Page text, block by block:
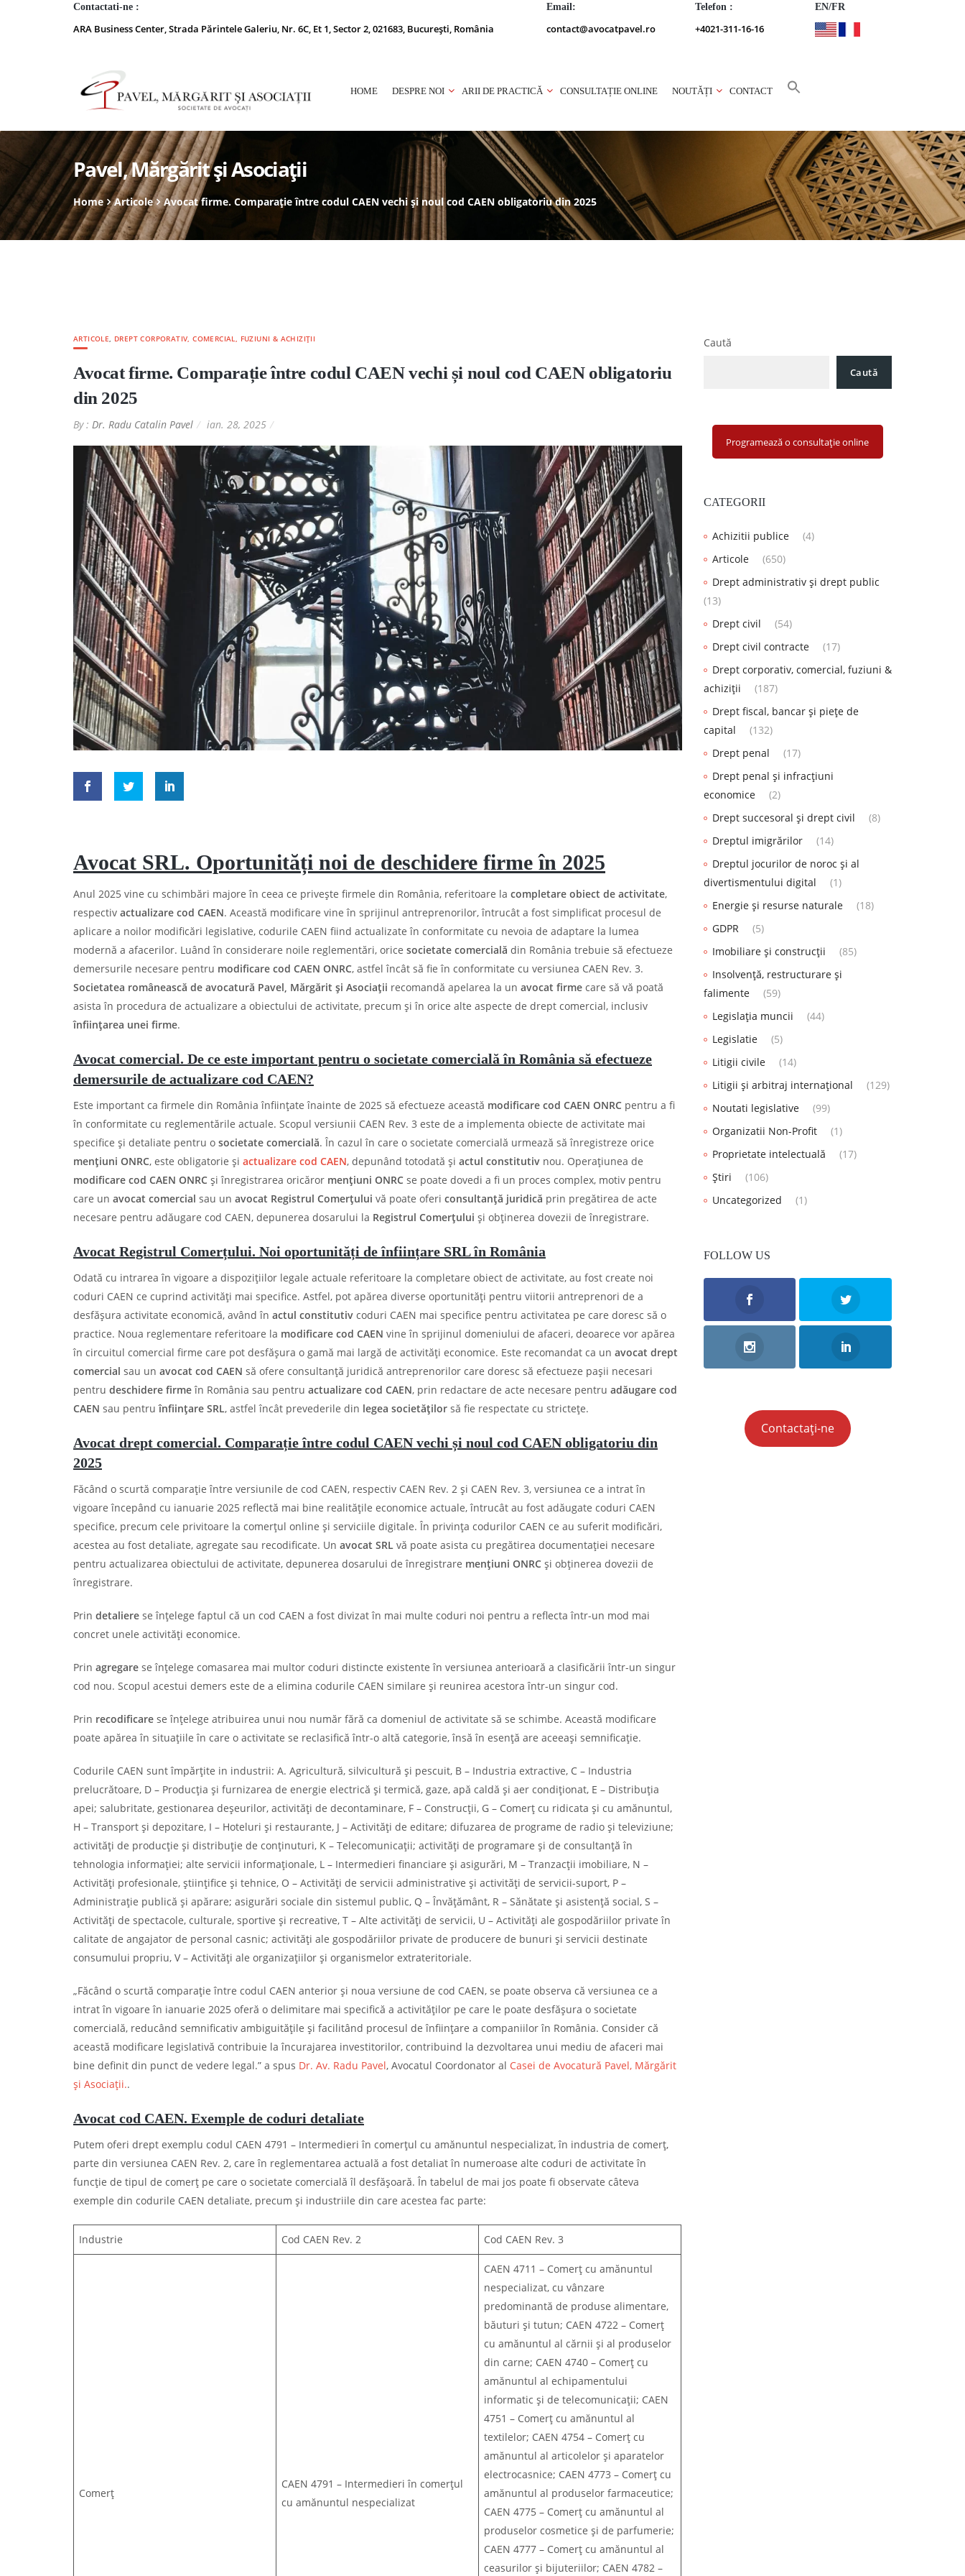
Contactati-ne :
ARA Business Center, Strada Părintele Galeriu, Nr. 6C, Et 1, Sector 2, 021683, București, România
Email:
contact@avocatpavel.ro
Telefon :
+4021-311-16-16
EN/FR
HOME DESPRE NOI ARII DE PRACTICĂ CONSULTAȚIE ONLINE NOUTĂȚI CONTACT
Pavel, Mărgărit și Asociații
Home Articole Avocat firme. Comparație între codul CAEN vechi și noul cod CAEN obligatoriu din 2025
ARTICOLE, DREPT CORPORATIV, COMERCIAL, FUZIUNI & ACHIZIȚII
Avocat firme. Comparație între codul CAEN vechi și noul cod CAEN obligatoriu
din 2025
By : Dr. Radu Catalin Pavel ian. 28, 2025
Avocat SRL. Oportunități noi de deschidere firme în 2025
Anul 2025 vine cu schimbări majore în ceea ce privește firmele din România, referitoare la completare obiect de activitate,
respectiv actualizare cod CAEN. Această modificare vine în sprijinul antreprenorilor, întrucât a fost simplificat procesul de
aplicare a noilor modificări legislative, codurile CAEN fiind actualizate în conformitate cu nevoia de adaptare la lumea
modernă a afacerilor. Luând în considerare noile reglementări, orice societate comercială din România trebuie să efectueze
demersurile necesare pentru modificare cod CAEN ONRC, astfel încât să fie în conformitate cu versiunea CAEN Rev. 3.
Societatea românească de avocatură Pavel, Mărgărit și Asociații recomandă apelarea la un avocat firme care să vă poată
asista în procedura de actualizare a obiectului de activitate, precum și în orice alte aspecte de drept comercial, inclusiv
înființarea unei firme.
Avocat comercial. De ce este important pentru o societate comercială în România să efectueze
demersurile de actualizare cod CAEN?
Este important ca firmele din România înființate înainte de 2025 să efectueze această modificare cod CAEN ONRC pentru a fi
în conformitate cu reglementările actuale. Scopul versiunii CAEN Rev. 3 este de a implementa obiecte de activitate mai
specifice și detaliate pentru o societate comercială. În cazul în care o societate comercială urmează să înregistreze orice
mențiuni ONRC, este obligatorie și actualizare cod CAEN, depunând totodată și actul constitutiv nou. Operațiunea de
modificare cod CAEN ONRC și înregistrarea oricăror mențiuni ONRC se poate dovedi a fi un proces complex, motiv pentru
care un avocat comercial sau un avocat Registrul Comerțului vă poate oferi consultanță juridică prin pregătirea de acte
necesare pentru adăugare cod CAEN, depunerea dosarului la Registrul Comerțului și obținerea dovezii de înregistrare.
Avocat Registrul Comerțului. Noi oportunități de înființare SRL în România
Odată cu intrarea în vigoare a dispozițiilor legale actuale referitoare la completare obiect de activitate, au fost create noi
coduri CAEN ce cuprind activități mai specifice. Astfel, pot apărea diverse oportunități pentru viitorii antreprenori de a
desfășura activitate economică, având în actul constitutiv coduri CAEN mai specifice pentru activitatea pe care doresc să o
practice. Noua reglementare referitoare la modificare cod CAEN vine în sprijinul domeniului de afaceri, deoarece vor apărea
în circuitul comercial firme care pot desfășura o gamă mai largă de activități economice. Este recomandat ca un avocat drept
comercial sau un avocat cod CAEN să ofere consultanță juridică antreprenorilor care doresc să efectueze pașii necesari
pentru deschidere firmeîn România sau pentru actualizare cod CAEN, prin redactare de acte necesare pentru adăugare cod
CAEN sau pentruînființare SRL, astfel încât prevederile din legea societăților să fie respectate cu strictețe.
Avocat drept comercial. Comparație între codul CAEN vechi și noul cod CAEN obligatoriu din
2025
Făcând o scurtă comparație între versiunile de cod CAEN, respectiv CAEN Rev. 2 și CAEN Rev. 3, versiunea ce a intrat în
vigoare începând cu ianuarie 2025 reflectă mai bine realitățile economice actuale, întrucât au fost adăugate coduri CAEN
specifice, precum cele privitoare la comerțul online și serviciile digitale. În privința codurilor CAEN ce au suferit modificări,
acestea au fost detaliate, agregate sau recodificate. Un avocat SRL vă poate asista cu pregătirea documentației necesare
pentru actualizarea obiectului de activitate, depunerea dosarului de înregistrare mențiuni ONRC și obținerea dovezii de
înregistrare.
Prin detaliere se înțelege faptul că un cod CAEN a fost divizat în mai multe coduri noi pentru a reflecta într-un mod mai
concret unele activități economice.
Prin agregare se înțelege comasarea mai multor coduri distincte existente în versiunea anterioară a clasificării într-un singur
cod nou. Scopul acestui demers este de a elimina codurile CAEN similare și reunirea acestora într-un singur cod.
Prin recodificare se înțelege atribuirea unui nou număr fără ca domeniul de activitate să se schimbe. Această modificare
poate apărea în situațiile în care o activitate se reclasifică într-o altă categorie, însă în esență are aceeași semnificație.
Codurile CAEN sunt împărțite in industrii: A. Agricultură, silvicultură și pescuit, B – Industria extractive, C – Industria
prelucrătoare, D – Producția și furnizarea de energie electrică și termică, gaze, apă caldă și aer condiționat, E – Distribuția
apei; salubritate, gestionarea deșeurilor, activități de decontaminare, F – Construcții, G – Comerț cu ridicata și cu amănuntul,
H – Transport și depozitare, I – Hoteluri și restaurante, J – Activități de editare; difuzarea de programe de radio și televiziune;
activități de producție și distribuție de conținuturi, K – Telecomunicații; activități de programare și de consultanță în
tehnologia informației; alte servicii informaționale, L – Intermedieri financiare și asigurări, M – Tranzacții imobiliare, N –
Activități profesionale, științifice și tehnice, O – Activități de servicii administrative și activități de servicii-suport, P –
Administrație publică și apărare; asigurări sociale din sistemul public, Q – Învățământ, R – Sănătate și asistență social, S –
Activități de spectacole, culturale, sportive și recreative, T – Alte activități de servicii, U – Activități ale gospodăriilor private în
calitate de angajator de personal casnic; activități ale gospodăriilor private de producere de bunuri și servicii destinate
consumului propriu, V – Activități ale organizațiilor și organismelor extrateritoriale.
„Făcând o scurtă comparație între codul CAEN anterior și noua versiune de cod CAEN, se poate observa că versiunea ce a
intrat în vigoare în ianuarie 2025 oferă o delimitare mai specifică a activităților pe care le poate desfășura o societate
comercială, reducând semnificativ ambiguitățile și facilitând procesul de înființare a companiilor în România. Consider că
această modificare legislativă contribuie la încurajarea investitorilor, contribuind la dezvoltarea unui mediu de afaceri mai
bine definit din punct de vedere legal.” a spus Dr. Av. Radu Pavel, Avocatul Coordonator al Casei de Avocatură Pavel, Mărgărit
și Asociații..
Avocat cod CAEN. Exemple de coduri detaliate
Putem oferi drept exemplu codul CAEN 4791 – Intermedieri în comerțul cu amănuntul nespecializat, în industria de comerț,
parte din versiunea CAEN Rev. 2, care în reglementarea actuală a fost detaliat în numeroase alte coduri de activitate în
funcție de tipul de comerț pe care o societate comercială îl desfășoară. În tabelul de mai jos poate fi observate câteva
exemple din codurile CAEN detaliate, precum și industriile din care acestea fac parte:
Industrie Cod CAEN Rev. 2 Cod CAEN Rev. 3
Comerț
CAEN 4791 – Intermedieri în comerțul
cu amănuntul nespecializat
CAEN 4711 – Comerț cu amănuntul
nespecializat, cu vânzare
predominantă de produse alimentare,
băuturi și tutun; CAEN 4722 – Comerț
cu amănuntul al cărnii și al produselor
din carne; CAEN 4740 – Comerț cu
amănuntul al echipamentului
informatic și de telecomunicații; CAEN
4751 – Comerț cu amănuntul al
textilelor; CAEN 4754 – Comerț cu
amănuntul al articolelor și aparatelor
electrocasnice; CAEN 4773 – Comerț cu
amănuntul al produselor farmaceutice;
CAEN 4775 – Comerț cu amănuntul al
produselor cosmetice și de parfumerie;
CAEN 4777 – Comerț cu amănuntul al
ceasurilor și bijuteriilor; CAEN 4782 –
Caută
Caută
Programează o consultație online
CATEGORII
Achizitii publice
(4)
Articole
(650)
Drept administrativ și drept public
(13)
Drept civil
(54)
Drept civil contracte
(17)
Drept corporativ, comercial, fuziuni &
achiziții
(187)
Drept fiscal, bancar și piețe de
capital
(132)
Drept penal
(17)
Drept penal și infracțiuni
economice
(2)
Drept succesoral și drept civil
(8)
Dreptul imigrărilor
(14)
Dreptul jocurilor de noroc și al
divertismentului digital
(1)
Energie și resurse naturale
(18)
GDPR
(5)
Imobiliare și construcții
(85)
Insolvență, restructurare și
falimente
(59)
Legislația muncii
(44)
Legislatie
(5)
Litigii civile
(14)
Litigii și arbitraj internațional
(129)
Noutati legislative
(99)
Organizatii Non-Profit
(1)
Proprietate intelectuală
(17)
Știri
(106)
Uncategorized
(1)
FOLLOW US
Contactați-ne